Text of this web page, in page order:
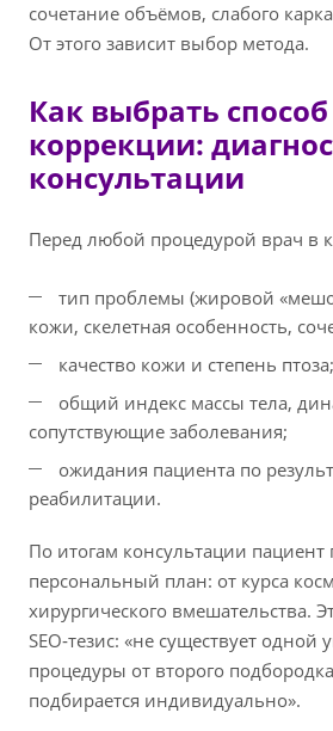
сочетание объёмов, слабого
От этого зависит выбор метода.
Как выбрать способ
коррекции:
консультации
Перед любой процедурой врач в
тип проблемы (жировой
кожи, скелетная особенность,
качество кожи и степень птоза;
общий индекс массы тела,
сопутствующие заболевания;
ожидания пациента по
реабилитации.
По итогам консультации пациент
персональный план: от курса
хирургического вмешательства.
SEO‑тезис: «не существует одной
процедуры от второго
подбирается индивидуально».